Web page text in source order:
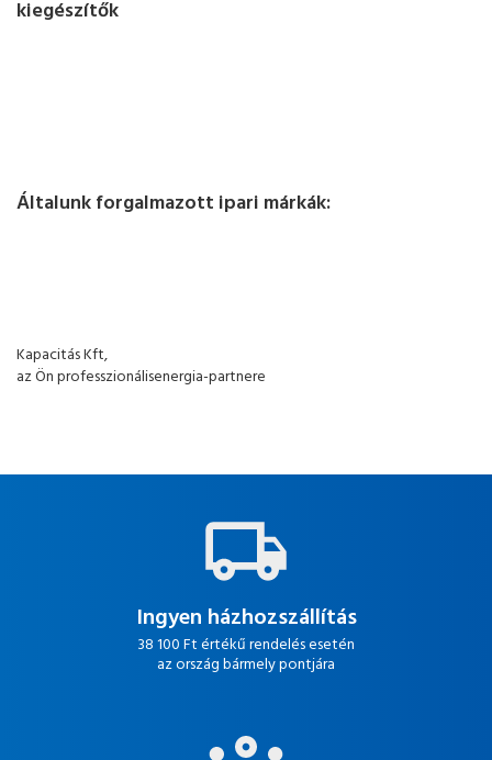
kiegészítők
Általunk forgalmazott ipari márkák:
Kapacitás Kft,
az Ön professzionálisenergia-partnere
Ingyen házhozszállítás
38 100 Ft értékű rendelés esetén
az ország bármely pontjára